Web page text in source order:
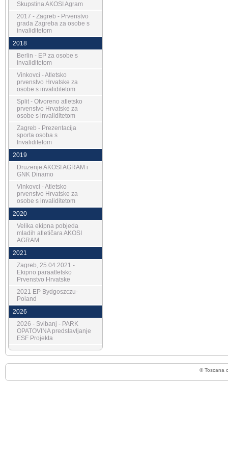
Skupstina AKOSI Agram
2017 - Zagreb - Prvenstvo
grada Zagreba za osobe s
invaliditetom
2018
Berlin - EP za osobe s
invaliditetom
Vinkovci - Atletsko
prvenstvo Hrvatske za
osobe s invaliditetom
Split - Otvoreno atletsko
prvenstvo Hrvatske za
osobe s invaliditetom
Zagreb - Prezentacija
sporta osoba s
Invaliditetom
2019
Druzenje AKOSI AGRAM i
GNK Dinamo
Vinkovci - Atletsko
prvenstvo Hrvatske za
osobe s invaliditetom
2020
Velika ekipna pobjeda
mladih atletičara AKOSI
AGRAM
2021
Zagreb, 25.04.2021 -
Ekipno paraatletsko
Prvenstvo Hrvatske
2021 EP Bydgoszczu-
Poland
2026
2026 - Svibanj - PARK
OPATOVINA predstavljanje
ESF Projekta
© Toscana